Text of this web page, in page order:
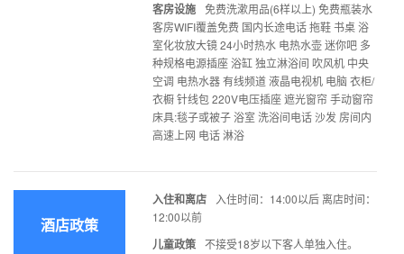
客房设施 免费洗漱用品(6样以上) 免费瓶装水
客房WIFI覆盖免费 国内长途电话 拖鞋 书桌 浴
室化妆放大镜 24小时热水 电热水壶 迷你吧 多
种规格电源插座 浴缸 独立淋浴间 吹风机 中央
空调 电热水器 有线频道 液晶电视机 电脑 衣柜/
衣橱 针线包 220V电压插座 遮光窗帘 手动窗帘
床具:毯子或被子 浴室 洗浴间电话 沙发 房间内
高速上网 电话 淋浴
酒店政策
入住和离店
入住时间：14:00以后 离店时间：
12:00以前
儿童政策 不接受18岁以下客人单独入住。